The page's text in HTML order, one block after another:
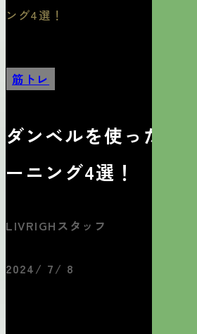
ング4選！
筋トレ
ダンベルを使った背
ーニング4選！
LIVRIGHスタッフ
2024/ 7/ 8